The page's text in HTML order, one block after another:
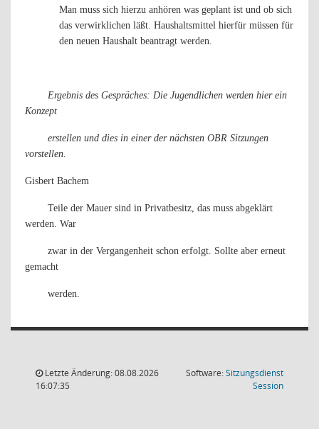
Man muss sich hierzu anhören was geplant ist und ob sich
das verwirklichen läßt. Haushaltsmittel hierfür müssen für
den neuen Haushalt beantragt werden.
Ergebnis des Gespräches: Die Jugendlichen werden hier ein
Konzept
erstellen und dies in einer der nächsten OBR Sitzungen
vorstellen.
Gisbert Bachem
Teile der Mauer sind in Privatbesitz, das muss abgeklärt
werden. War
zwar in der Vergangenheit schon erfolgt. Sollte aber erneut
gemacht
werden.
Letzte Änderung: 08.08.2026
16:07:35
Software:Sitzungsdienst
Session(Wird in